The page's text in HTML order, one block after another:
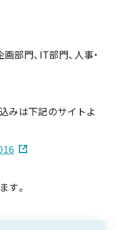
部門、IT部門、人事・
みは下記のサイトよ
す。